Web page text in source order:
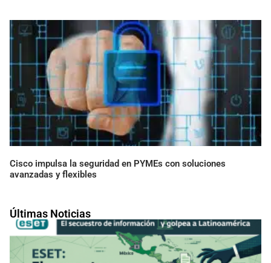
Últimas Noticias
Cisco impulsa la seguridad en PYMEs con soluciones
avanzadas y flexibles